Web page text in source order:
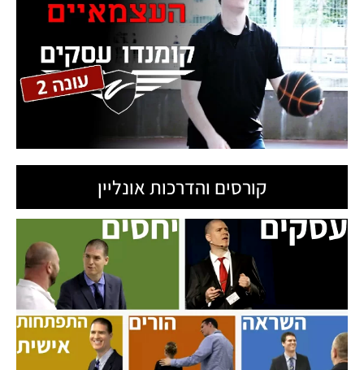
קורסים והדרכות אונליין